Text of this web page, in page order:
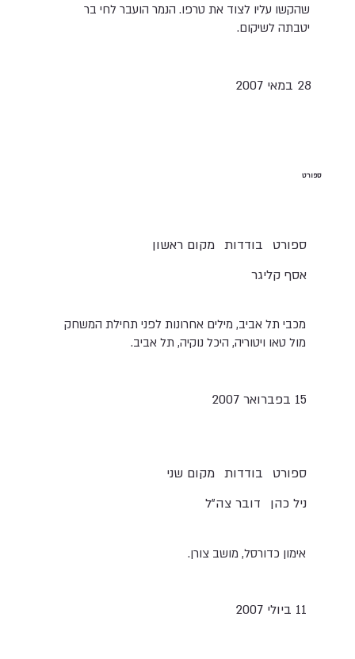
שהקשו עליו לצוד את טרפו. הנמר הועבר לחי בר
יטבתה לשיקום.
28 במאי 2007
ספורט
מקום ראשון בודדות
ספורט
אסף קליגר
מכבי תל אביב, מילים אחרונות לפני תחילת המשחק
מול טאו ויטוריה, היכל נוקיה, תל אביב.
15 בפברואר 2007
מקום שני בודדות
ספורט
דובר צה"ל
ניל כהן
אימון כדורסל, מושב צורן.
11 ביולי 2007